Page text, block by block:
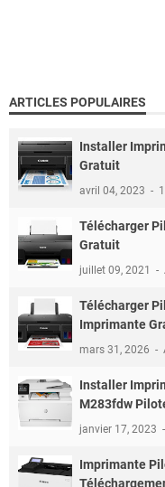
ARTICLES POPULAIRES
Installer
Gratuit
avril 04, 2023
Télécharger
Gratuit
juillet 09, 2021
Télécharger
Imprimante
mars 31, 2026
Installer
M283fdw
janvier 17, 2023
Imprimante